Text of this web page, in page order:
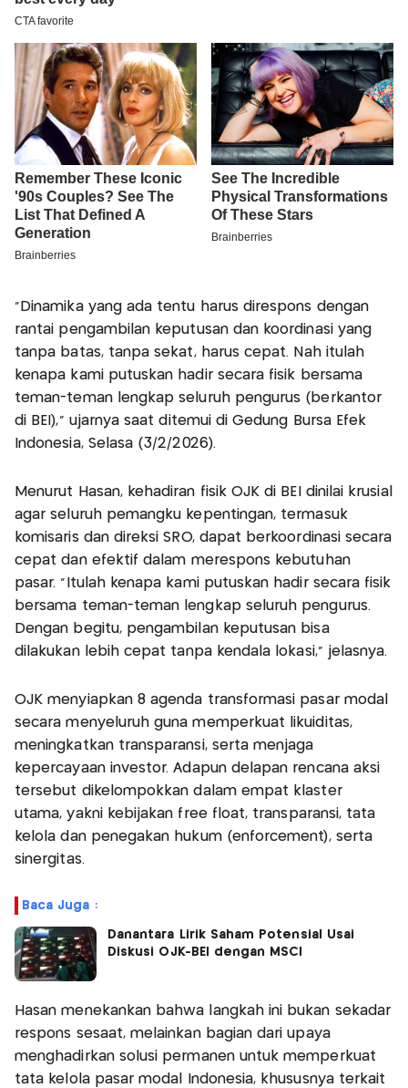
"Dinamika yang ada tentu harus direspons dengan
rantai pengambilan keputusan dan koordinasi yang
tanpa batas, tanpa sekat, harus cepat. Nah itulah
kenapa kami putuskan hadir secara fisik bersama
teman-teman lengkap seluruh pengurus (berkantor
di BEI)," ujarnya saat ditemui di Gedung Bursa Efek
Indonesia, Selasa (3/2/2026).
Menurut Hasan, kehadiran fisik OJK di BEI dinilai krusial
agar seluruh pemangku kepentingan, termasuk
komisaris dan direksi SRO, dapat berkoordinasi secara
cepat dan efektif dalam merespons kebutuhan
pasar. "Itulah kenapa kami putuskan hadir secara fisik
bersama teman-teman lengkap seluruh pengurus.
Dengan begitu, pengambilan keputusan bisa
dilakukan lebih cepat tanpa kendala lokasi," jelasnya.
OJK menyiapkan 8 agenda transformasi pasar modal
secara menyeluruh guna memperkuat likuiditas,
meningkatkan transparansi, serta menjaga
kepercayaan investor. Adapun delapan rencana aksi
tersebut dikelompokkan dalam empat klaster
utama, yakni kebijakan free float, transparansi, tata
kelola dan penegakan hukum (enforcement), serta
sinergitas.
Baca Juga :
Danantara Lirik Saham Potensial Usai
Diskusi OJK-BEI dengan MSCI
Hasan menekankan bahwa langkah ini bukan sekadar
respons sesaat, melainkan bagian dari upaya
menghadirkan solusi permanen untuk memperkuat
tata kelola pasar modal Indonesia, khususnya terkait